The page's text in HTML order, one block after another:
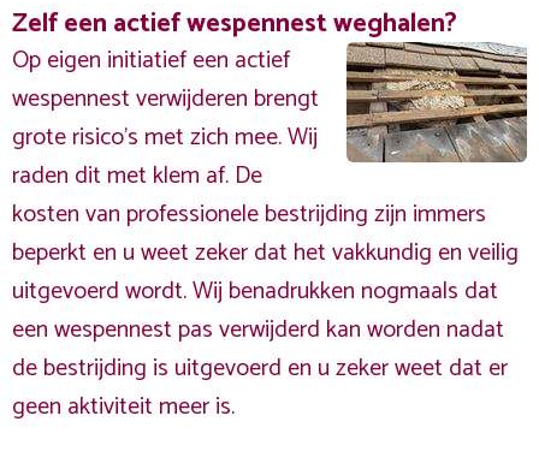
Zelf een actief wespennest weghalen?
Op eigen initiatief een actief
wespennest verwijderen brengt
grote risico’s met zich mee. Wij
raden dit met klem af. De
kosten van professionele bestrijding zijn immers
beperkt en u weet zeker dat het vakkundig en veilig
uitgevoerd wordt. Wij benadrukken nogmaals dat
een wespennest pas verwijderd kan worden nadat
de bestrijding is uitgevoerd en u zeker weet dat er
geen aktiviteit meer is.